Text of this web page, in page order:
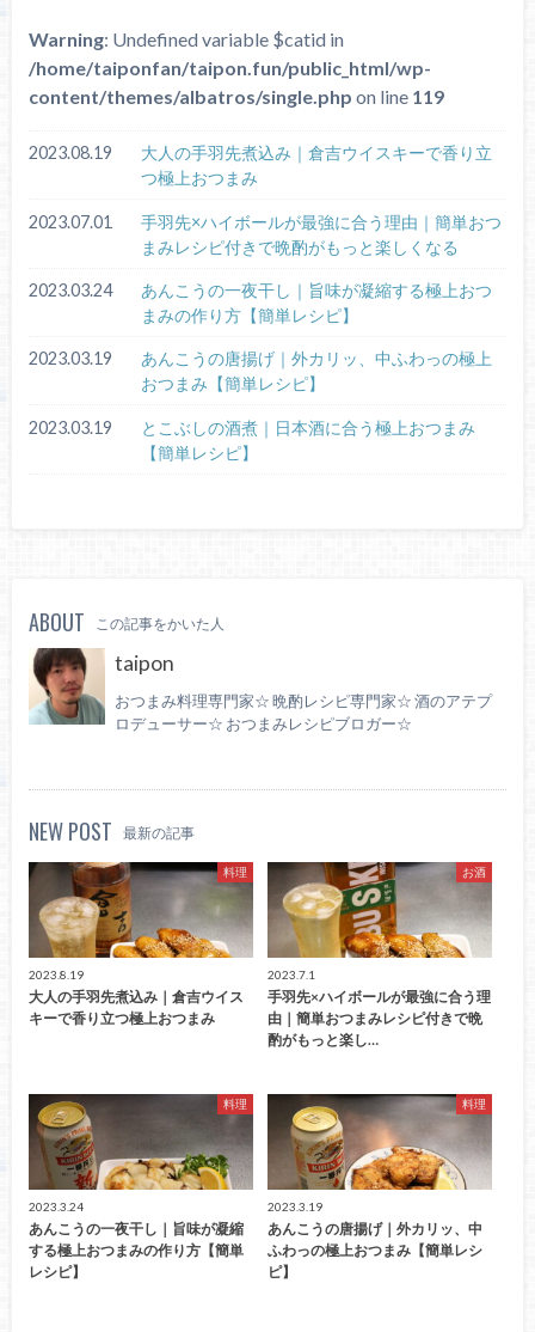
Warning: Undefined variable $catid in
/home/taiponfan/taipon.fun/public_html/wp-
content/themes/albatros/single.php on line 119
2023.08.19
大人の手羽先煮込み｜倉吉ウイスキーで香り立
つ極上おつまみ
2023.07.01
手羽先×ハイボールが最強に合う理由｜簡単おつ
まみレシピ付きで晩酌がもっと楽しくなる
2023.03.24
あんこうの一夜干し｜旨味が凝縮する極上おつ
まみの作り方【簡単レシピ】
2023.03.19
あんこうの唐揚げ｜外カリッ、中ふわっの極上
おつまみ【簡単レシピ】
2023.03.19
とこぶしの酒煮｜日本酒に合う極上おつまみ
【簡単レシピ】
ABOUT この記事をかいた人
taipon
おつまみ料理専門家☆ 晩酌レシピ専門家☆ 酒のアテプ
ロデューサー☆ おつまみレシピブロガー☆
NEW POST 最新の記事
料理
2023.8.19
大人の手羽先煮込み｜倉吉ウイス
キーで香り立つ極上おつまみ
お酒
2023.7.1
手羽先×ハイボールが最強に合う理
由｜簡単おつまみレシピ付きで晩
酌がもっと楽し…
料理
2023.3.24
あんこうの一夜干し｜旨味が凝縮
する極上おつまみの作り方【簡単
レシピ】
料理
2023.3.19
あんこうの唐揚げ｜外カリッ、中
ふわっの極上おつまみ【簡単レシ
ピ】